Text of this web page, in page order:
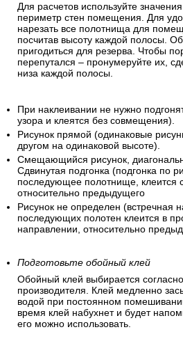
Для расчетов используйте
периметр стен помещения. Для
нарезать все полотнища для
посчитав высоту каждой полосы.
пригодиться для резерва. Чтобы
перепутался – пронумеруйте их,
низа каждой полосы.
При наклеивании не нужно
узора и клеятся без совмещения).
Рисунок прямой (одинаковые
другом на одинаковой высоте).
Смещающийся рисунок,
Сдвинутая подгонка (подгонка по
последующее полотнище, клеится
относительно предыдущего
Рисунок не определен (встречная
последующих полотен клеится в
направлении, относительно
Подготовьте обойный клей
Обойный клей выбирается
производителя. Клей медленно
водой при постоянном
время клей набухнет и будет
его можно использовать.